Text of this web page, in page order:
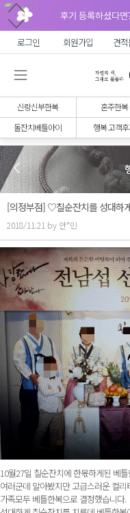
로그인 회원가입 견
신랑신부한복 혼주한복
돌잔치베틀아이
행복 고객
[의정부점] ♡칠순잔치를 성대하
2018/11.21 by 안*민
10월27일 칠순잔치에 한몫하게된 베
여러군데 알아봤지만 고급스러운 컬
가족모두 베틀한복으로 결정했습니다.